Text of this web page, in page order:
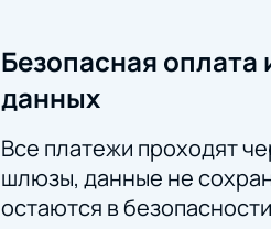
Безопасная оплата
данных
Все платежи проходят
шлюзы, данные не
остаются в